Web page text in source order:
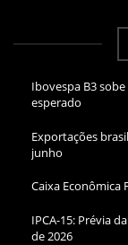
Ibovespa B3
esperado
Exportações
junho
Caixa Econômica
IPCA-15: Prévia
de 2026